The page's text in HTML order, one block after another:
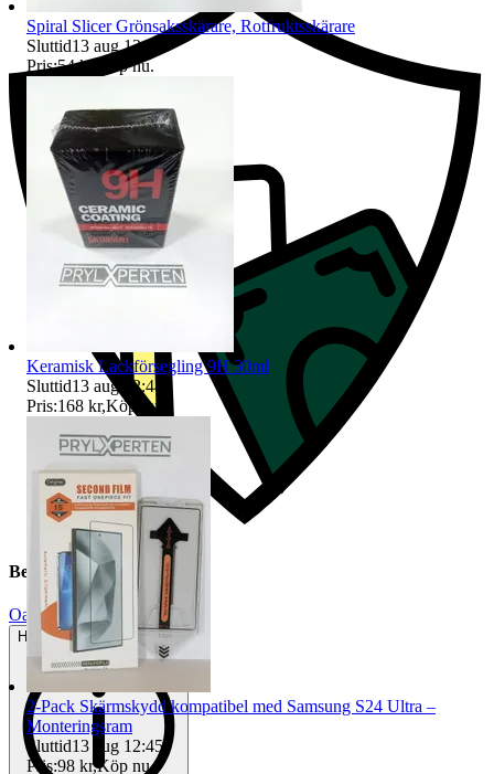
Beskrivning
Oanvänt
Helt ny och aldrig använd
Spiral Slicer Grönsaksskärare, Rotfruktsskärare
Sluttid13 aug 12:43
Pris:54 kr Köp nu.
Keramisk Lackförsegling 9H 30ml
Sluttid13 aug 12:44
Pris:168 kr,Köp nu
2-Pack Skärmskydd kompatibel med Samsung S24 Ultra –
Monteringsram
Sluttid13 aug 12:45
Pris:98 kr,Köp nu.